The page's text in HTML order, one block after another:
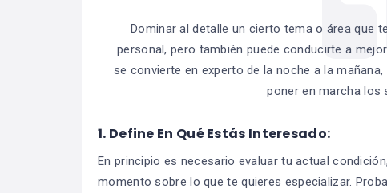
Dominar al detalle un cierto tema o área que
personal, pero también puede conducirte a
se convierte en experto de la noche a la
poner en marcha los
1. Define En Qué Estás Interesado:
En principio es necesario evaluar tu actual
momento sobre lo que te quieres especializar.